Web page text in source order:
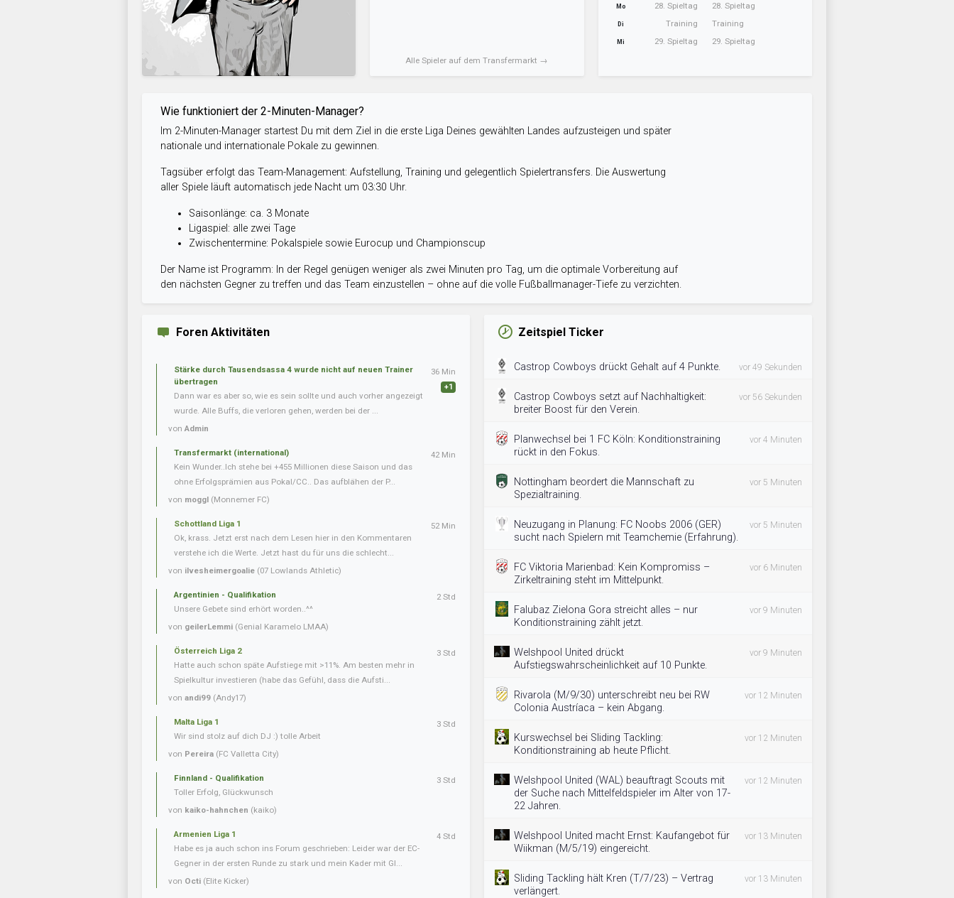
Alle Spieler auf dem Transfermarkt →
Mo 28. Spieltag
Di Training
Mi 29. Spieltag
28. Spieltag
Training
29. Spieltag
Wie funktioniert der 2-Minuten-Manager?
Im 2-Minuten-Manager startest Du mit dem Ziel in die erste Liga Deines gewählten Landes aufzusteigen und später
nationale und internationale Pokale zu gewinnen.
Tagsüber erfolgt das Team-Management: Aufstellung, Training und gelegentlich Spielertransfers. Die Auswertung
aller Spiele läuft automatisch jede Nacht um 03:30 Uhr.
Saisonlänge: ca. 3 Monate
Ligaspiel: alle zwei Tage
Zwischentermine: Pokalspiele sowie Eurocup und Championscup
Der Name ist Programm: In der Regel genügen weniger als zwei Minuten pro Tag, um die optimale Vorbereitung auf
den nächsten Gegner zu treffen und das Team einzustellen – ohne auf die volle Fußballmanager-Tiefe zu verzichten.
Foren Aktivitäten
Stärke durch Tausendsassa 4 wurde nicht auf neuen Trainer
übertragen
Dann war es aber so, wie es sein sollte und auch vorher angezeigt
wurde. Alle Buffs, die verloren gehen, werden bei der ...
vonAdmin
36 Min
+1
Transfermarkt (international)
Kein Wunder..Ich stehe bei +455 Millionen diese Saison und das
ohne Erfolgsprämien aus Pokal/CC.. Das aufblähen der P...
von moggl (Monnemer FC)
42 Min
Schottland Liga 1
Ok, krass. Jetzt erst nach dem Lesen hier in den Kommentaren
verstehe ich die Werte. Jetzt hast du für uns die schlecht...
von ilvesheimergoalie (07 Lowlands Athletic)
52 Min
Argentinien - Qualifikation
Unsere Gebete sind erhört worden..^^
von geilerLemmi (Genial Karamelo LMAA)
2 Std
Österreich Liga 2
Hatte auch schon späte Aufstiege mit >11%. Am besten mehr in
Spielkultur investieren (habe das Gefühl, dass die Aufsti...
von andi99 (Andy17)
3 Std
Malta Liga 1
Wir sind stolz auf dich DJ :) tolle Arbeit
von Pereira (FC Valletta City)
3 Std
Finnland - Qualifikation
Toller Erfolg, Glückwunsch
von kaiko-hahnchen (kaiko)
3 Std
Armenien Liga 1
Habe es ja auch schon ins Forum geschrieben: Leider war der EC-
Gegner in der ersten Runde zu stark und mein Kader mit Gl...
von Octi (Elite Kicker)
4 Std
Zeitspiel Ticker
Castrop Cowboys drückt Gehalt auf 4 Punkte. vor 49 Sekunden
Castrop Cowboys setzt auf Nachhaltigkeit:
breiter Boost für den Verein.
vor 56 Sekunden
Planwechsel bei 1 FC Köln: Konditionstraining
rückt in den Fokus.
vor 4 Minuten
Nottingham beordert die Mannschaft zu
Spezialtraining.
vor 5 Minuten
Neuzugang in Planung: FC Noobs 2006 (GER)
sucht nach Spielern mit Teamchemie (Erfahrung).
vor 5 Minuten
FC Viktoria Marienbad: Kein Kompromiss –
Zirkeltraining steht im Mittelpunkt.
vor 6 Minuten
Falubaz Zielona Gora streicht alles – nur
Konditionstraining zählt jetzt.
vor 9 Minuten
Welshpool United drückt
Aufstiegswahrscheinlichkeit auf 10 Punkte.
vor 9 Minuten
Rivarola (M/9/30) unterschreibt neu bei RW
Colonia Austríaca – kein Abgang.
vor 12 Minuten
Kurswechsel bei Sliding Tackling:
Konditionstraining ab heute Pflicht.
vor 12 Minuten
Welshpool United (WAL) beauftragt Scouts mit
der Suche nach Mittelfeldspieler im Alter von 17-
22 Jahren.
vor 12 Minuten
Welshpool United macht Ernst: Kaufangebot für
Wiikman (M/5/19) eingereicht.
vor 13 Minuten
Sliding Tackling hält Kren (T/7/23) – Vertrag
verlängert.
vor 13 Minuten